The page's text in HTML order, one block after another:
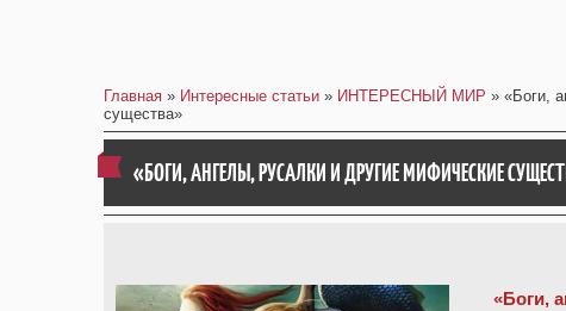
Главная » Интересные статьи » ИНТЕРЕСНЫЙ МИР » «Боги,
существа»
«БОГИ, АНГЕЛЫ, РУСАЛКИ И ДРУГИЕ МИФИЧЕСКИЕ
«Боги,